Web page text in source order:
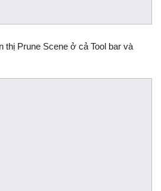
thị Prune Scene ở cả Tool bar và